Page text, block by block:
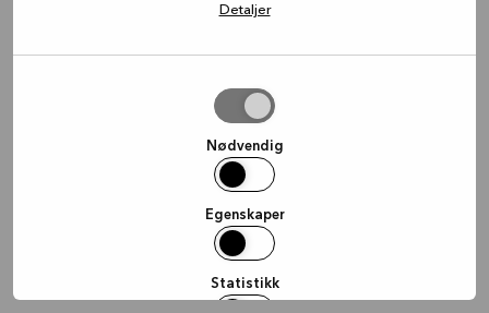
Detaljer
Nødvendig
Egenskaper
Statistikk